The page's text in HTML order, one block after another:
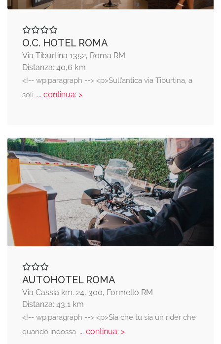
O.C. HOTEL ROMA
Via Tiburtina 1352, Roma RM
Distanza: 40,6 km
<!-- wp:paragraph --> <p>Sull’antica via Tiburtina, a
soli ... continua: >
AUTOHOTEL ROMA
Via Cassia km. 24, 300, Formello RM
Distanza: 43,1 km
<!-- wp:paragraph --> <p>Sia che tu sia un rider che
quando indossa... continua: >